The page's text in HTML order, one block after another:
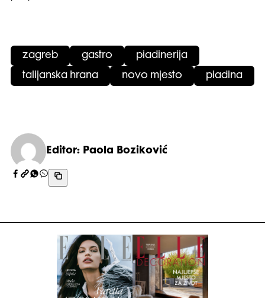
zagreb gastro piadinerija
talijanska hrana novo mjesto piadina
Editor: Paola Boziković